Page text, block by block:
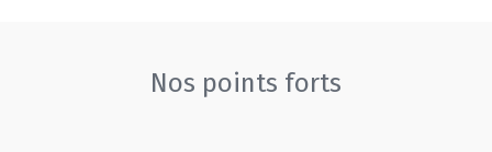
Nos points forts